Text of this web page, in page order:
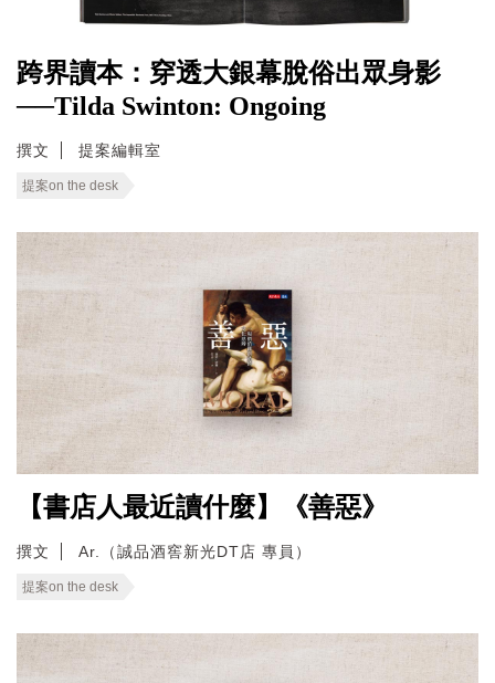
跨界讀本：穿透大銀幕脫俗出眾身影
──Tilda Swinton: Ongoing
撰文 提案編輯室
提案on the desk
【書店人最近讀什麼】《善惡》
撰文 Ar.（誠品酒窖新光DT店 專員）
提案on the desk